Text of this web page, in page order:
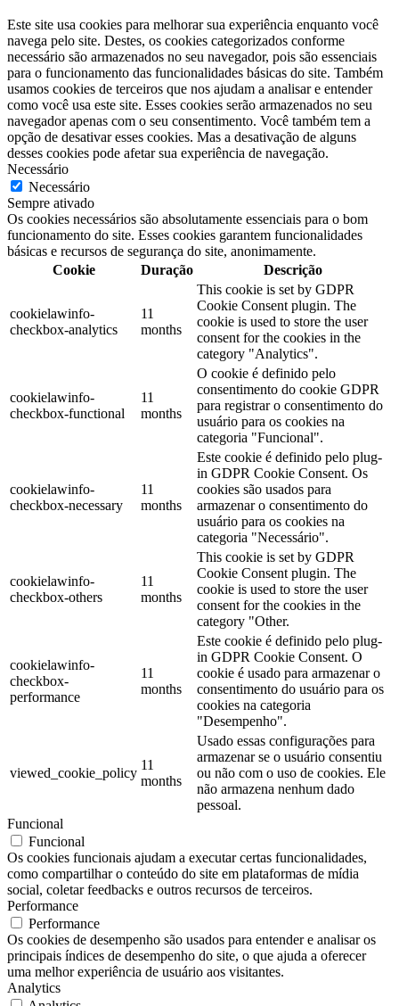
Este site usa cookies para melhorar sua experiência enquanto você
navega pelo site. Destes, os cookies categorizados conforme
necessário são armazenados no seu navegador, pois são essenciais
para o funcionamento das funcionalidades básicas do site. Também
usamos cookies de terceiros que nos ajudam a analisar e entender
como você usa este site. Esses cookies serão armazenados no seu
navegador apenas com o seu consentimento. Você também tem a
opção de desativar esses cookies. Mas a desativação de alguns
desses cookies pode afetar sua experiência de navegação.
Necessário
Necessário
Sempre ativado
Os cookies necessários são absolutamente essenciais para o bom
funcionamento do site. Esses cookies garantem funcionalidades
básicas e recursos de segurança do site, anonimamente.
Cookie
Duração Descrição
cookielawinfo-
checkbox-analytics
11
months
This cookie is set by GDPR
Cookie Consent plugin. The
cookie is used to store the user
consent for the cookies in the
category "Analytics".
cookielawinfo-
checkbox-functional
11
months
O cookie é definido pelo
consentimento do cookie GDPR
para registrar o consentimento do
usuário para os cookies na
categoria "Funcional".
cookielawinfo-
checkbox-necessary
11
months
Este cookie é definido pelo plug-
in GDPR Cookie Consent. Os
cookies são usados ​​para
armazenar o consentimento do
usuário para os cookies na
categoria "Necessário".
cookielawinfo-
checkbox-others
11
months
This cookie is set by GDPR
Cookie Consent plugin. The
cookie is used to store the user
consent for the cookies in the
category "Other.
cookielawinfo-
checkbox-
performance
11
months
Este cookie é definido pelo plug-
in GDPR Cookie Consent. O
cookie é usado para armazenar o
consentimento do usuário para os
cookies na categoria
"Desempenho".
viewed_cookie_policy
11
months
Usado essas configurações para
armazenar se o usuário consentiu
ou não com o uso de cookies. Ele
não armazena nenhum dado
pessoal.
Funcional
Funcional
Os cookies funcionais ajudam a executar certas funcionalidades,
como compartilhar o conteúdo do site em plataformas de mídia
social, coletar feedbacks e outros recursos de terceiros.
Performance
Performance
Os cookies de desempenho são usados ​​para entender e analisar os
principais índices de desempenho do site, o que ajuda a oferecer
uma melhor experiência de usuário aos visitantes.
Analytics